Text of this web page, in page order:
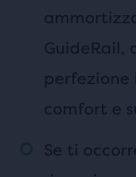
GuideRail,
comfort e
Se ti